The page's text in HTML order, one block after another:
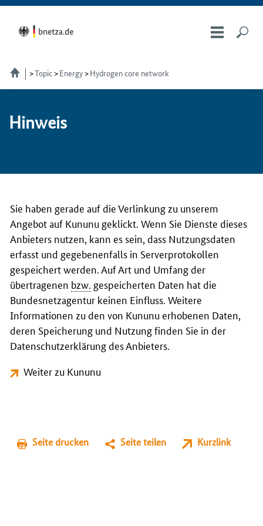
Topic Energy Hydrogen core network
Hin­weis
Sie haben gerade auf die Verlinkung zu unserem
Angebot auf Kununu geklickt. Wenn Sie Dienste dieses
Anbieters nutzen, kann es sein, dass Nutzungsdaten
erfasst und gegebenenfalls in Serverprotokollen
gespeichert werden. Auf Art und Umfang der
übertragenen bzw. gespeicherten Daten hat die
Bundesnetzagentur keinen Einfluss. Weitere
Informationen zu den von Kununu erhobenen Daten,
deren Speicherung und Nutzung finden Sie in der
Datenschutzerklärung des Anbieters.
Weiter zu Kununu
Seite drucken Seite teilen Kurzlink